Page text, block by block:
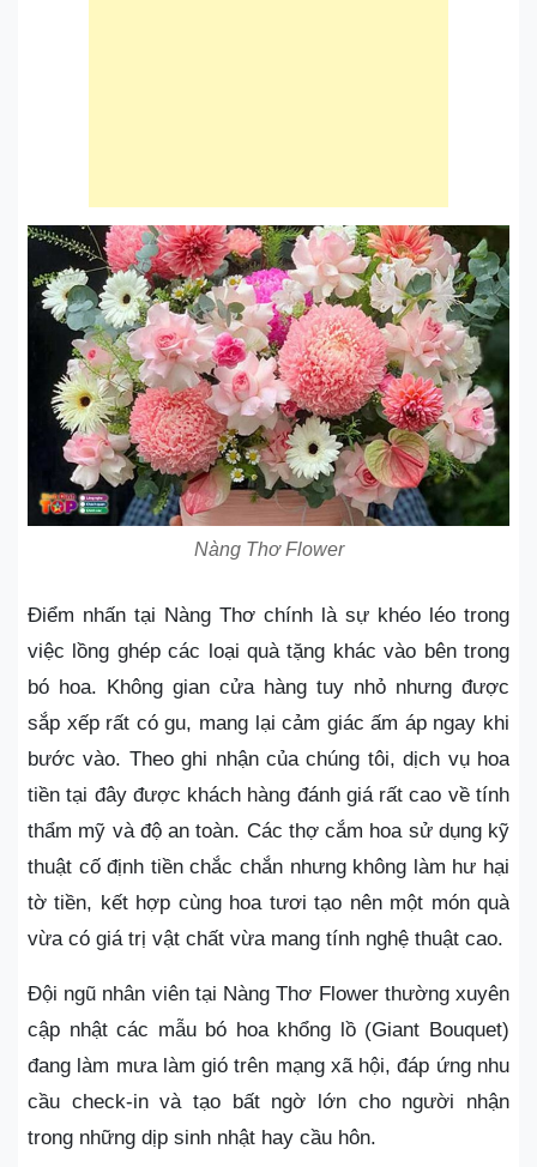
Nàng Thơ Flower
Điểm nhấn tại Nàng Thơ chính là sự khéo léo trong
việc lồng ghép các loại quà tặng khác vào bên trong
bó hoa. Không gian cửa hàng tuy nhỏ nhưng được
sắp xếp rất có gu, mang lại cảm giác ấm áp ngay khi
bước vào. Theo ghi nhận của chúng tôi, dịch vụ hoa
tiền tại đây được khách hàng đánh giá rất cao về tính
thẩm mỹ và độ an toàn. Các thợ cắm hoa sử dụng kỹ
thuật cố định tiền chắc chắn nhưng không làm hư hại
tờ tiền, kết hợp cùng hoa tươi tạo nên một món quà
vừa có giá trị vật chất vừa mang tính nghệ thuật cao.
Đội ngũ nhân viên tại Nàng Thơ Flower thường xuyên
cập nhật các mẫu bó hoa khổng lồ (Giant Bouquet)
đang làm mưa làm gió trên mạng xã hội, đáp ứng nhu
cầu check-in và tạo bất ngờ lớn cho người nhận
trong những dịp sinh nhật hay cầu hôn.